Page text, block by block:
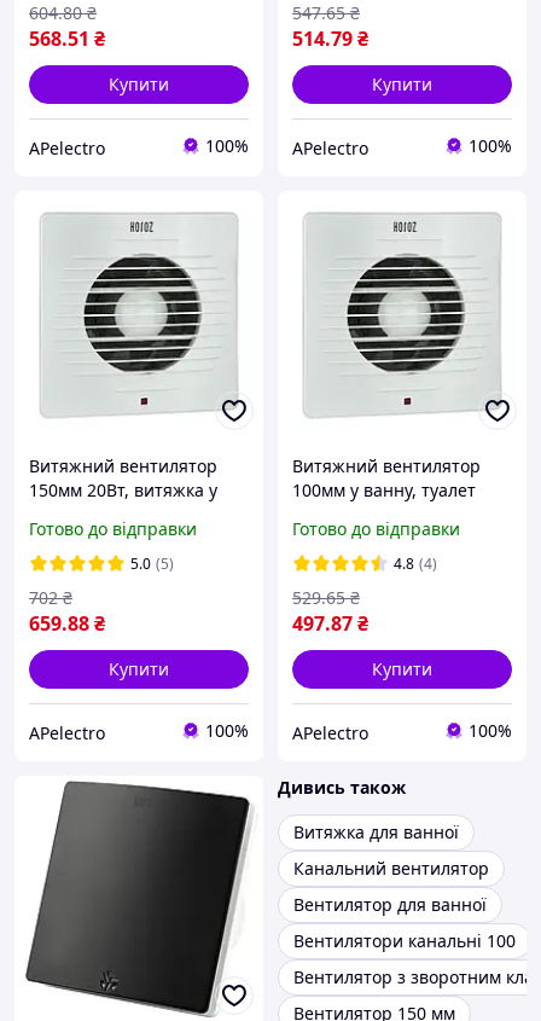
568.51 ₴
604.80 ₴
Купити
APelectro 100%
514.79₴
547.65 ₴
Купити
APelectro 100%
Витяжний вентилятор
150мм 20Вт, витяжка у
Готово до відправки
5.0 (5)
659.88₴
702 ₴
Купити
APelectro 100%
Витяжний вентилятор
100мм у ванну, туалет
Electric
Готово до відправки
4.8 (4)
497.87₴
529.65 ₴
Купити
APelectro 100%
Дивись також
Витяжка для ванної
Канальний вентилятор
Вентилятор для ванної
Вентилятори канальні 100
Вентилятор з зворотним
Вентилятор 150 мм